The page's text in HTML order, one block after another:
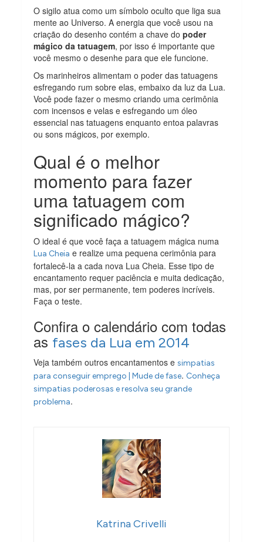
O sigilo atua como um símbolo oculto que liga sua
mente ao Universo. A energia que você usou na
criação do desenho contém a chave do poder
mágico da tatuagem, por isso é importante que
você mesmo o desenhe para que ele funcione.
Os marinheiros alimentam o poder das tatuagens
esfregando rum sobre elas, embaixo da luz da Lua.
Você pode fazer o mesmo criando uma cerimônia
com incensos e velas e esfregando um óleo
essencial nas tatuagens enquanto entoa palavras
ou sons mágicos, por exemplo.
Qual é o melhor
momento para fazer
uma tatuagem com
significado mágico?
O ideal é que você faça a tatuagem mágica numa
Lua Cheia e realize uma pequena cerimônia para
fortalecê-la a cada nova Lua Cheia. Esse tipo de
encantamento requer paciência e muita dedicação,
mas, por ser permanente, tem poderes incríveis.
Faça o teste.
Confira o calendário com todas
as fases da Lua em 2014
Veja também outros encantamentos esimpatias
para conseguir emprego | Mude de fase. Conheça
simpatias poderosas e resolva seu grande
problema.
Katrina Crivelli